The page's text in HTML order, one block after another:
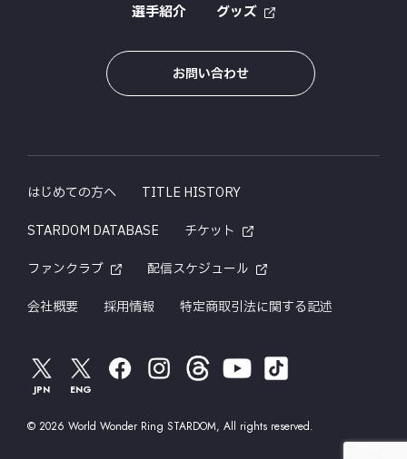
選手紹介 グッズ
お問い合わせ
はじめての方へ
TITLE HISTORY
STARDOM DATABASE
チケット
ファンクラブ
配信スケジュール
会社概要
採用情報 特定商取引法に関する記述
JPN ENG
© 2026 World Wonder Ring STARDOM, All rights reserved.